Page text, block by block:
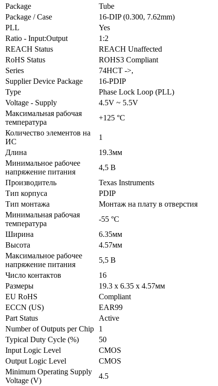
Package
Tube
Package / Case
16-DIP (0.300, 7.62mm)
PLL
Yes
Ratio - Input:Output
1:2
REACH Status
REACH Unaffected
RoHS Status
ROHS3 Compliant
Series
74HCT ->,
Supplier Device Package
16-PDIP
Type
Phase Lock Loop (PLL)
Voltage - Supply
4.5V ~ 5.5V
Максимальная рабочая
температура
+125 °C
Количество элементов на
ИС
1
Длина
19.3мм
Минимальное рабочее
напряжение питания
4,5 В
Производитель
Texas Instruments
Тип корпуса
PDIP
Тип монтажа
Монтаж на плату в отверстия
Минимальная рабочая
температура
-55 °C
Ширина
6.35мм
Высота
4.57мм
Максимальное рабочее
напряжение питания
5,5 В
Число контактов
16
Размеры
19.3 x 6.35 x 4.57мм
EU RoHS
Compliant
ECCN (US)
EAR99
Part Status
Active
Number of Outputs per Chip
1
Typical Duty Cycle (%)
50
Input Logic Level
CMOS
Output Logic Level
CMOS
Minimum Operating Supply
Voltage (V)
4.5